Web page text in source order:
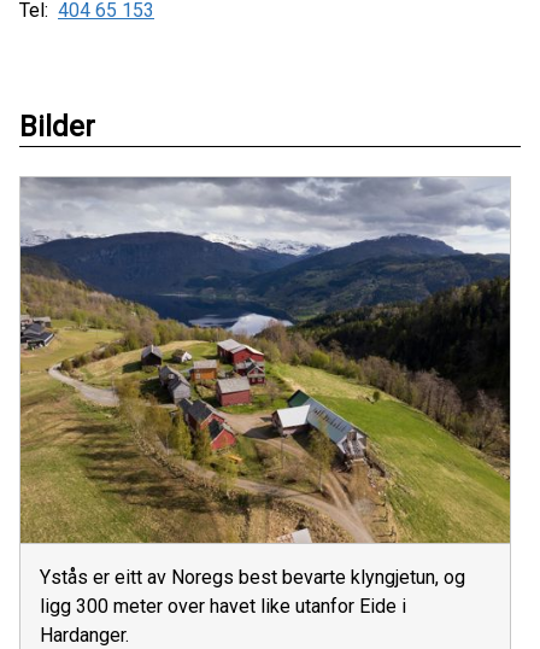
Tel: 404 65 153
Bilder
Ystås er eitt av Noregs best bevarte klyngjetun, og
ligg 300 meter over havet like utanfor Eide i
Hardanger.